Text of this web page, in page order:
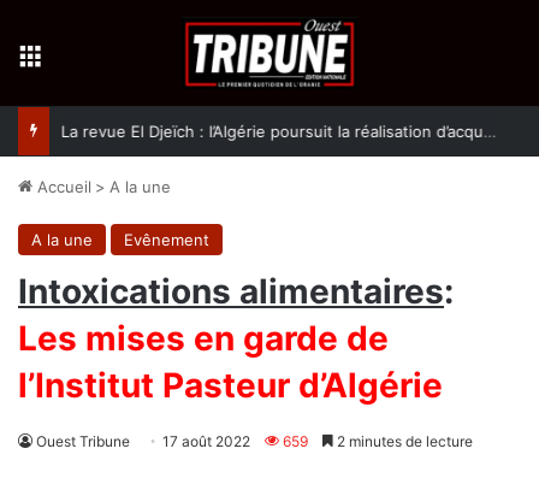
La revue El Djeïch : l’Algérie poursuit la réalisation d’acquis qualitatifs et historiques dans un climat de sécurité et de stabilité
Accueil > A la une
A la une Evênement
Intoxications alimentaires:
Les mises en garde de
l’Institut Pasteur d’Algérie
Ouest Tribune 17 août 2022 659 2 minutes de lecture